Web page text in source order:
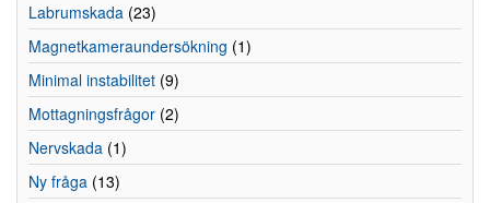
Labrumskada (23)
Magnetkameraundersökning (1)
Minimal instabilitet (9)
Mottagningsfrågor (2)
Nervskada (1)
Ny fråga (13)